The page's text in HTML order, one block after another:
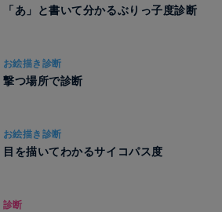
「あ」と書いて分かるぶりっ子度診断
お絵描き診断
撃つ場所で診断
お絵描き診断
目を描いてわかるサイコパス度
診断